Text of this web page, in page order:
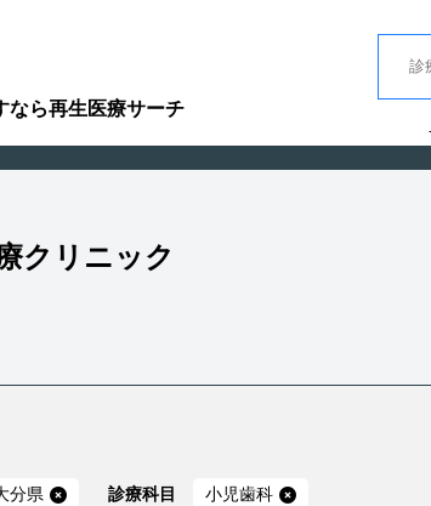
なら再生医療サーチ
クリニック
分県 診療科目 小児歯科